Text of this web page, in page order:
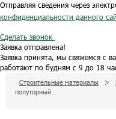
Отправляя сведения через
конфиденциальности данного
Сделать звонок
Заявка отправлена!
Заявка принята, мы свяжемся с
работают по будням с 9 до 18
Строительные материалы >
полуторный